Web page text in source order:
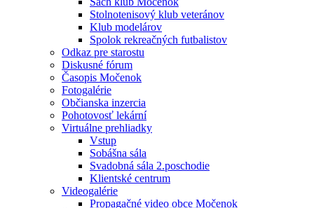
Stolnotenisový klub veteránov
Klub modelárov
Spolok rekreačných futbalistov
Odkaz pre starostu
Diskusné fórum
Časopis Močenok
Fotogalérie
Občianska inzercia
Pohotovosť lekární
Virtuálne prehliadky
Vstup
Sobášna sála
Svadobná sála 2.poschodie
Klientské centrum
Videogalérie
Propagačné video obce Močenok